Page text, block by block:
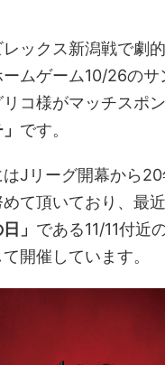
ックス新潟戦で劇
ムゲーム10/26のサ
コ様がマッチスポ
です。
Jリーグ開幕から
て頂いており、最
」 である11/11付近
開催しています。